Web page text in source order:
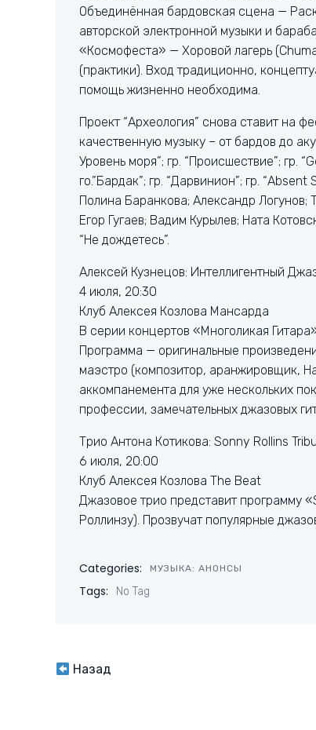
Объединённая бардовская сцена —
авторской электронной музыки и
«Космофеста» — Хоровой лагерь
(практики). Вход традиционно,
помощь жизненно необходима.
Проект “Археология” снова ставит на
качественную музыку – от бардов до
Уровень моря”; гр. “Происшествие”; гр.
го.”Бардак”; гр. “Дарвинион”; гр.
Полина Баранкова; Александр Логунов;
Егор Гугаев; Вадим Курылев; Ната
“Не дождетесь”.
Алексей Кузнецов: Интеллигентный
4 июля, 20:30
Клуб Алексея Козлова Мансарда
В серии концертов «Многоликая
Программа — оригинальные
маэстро (композитор, аранжировщик,
аккомпанемента для уже нескольких
профессии, замечательных джазовых
Трио Антона Котикова: Sonny Rollins
6 июля, 20:00
Клуб Алексея Козлова The Beat
Джазовое трио представит программу
Роллинзу). Прозвучат популярные
Categories: МУЗЫКА: АНОНСЫ
Tags: No Tag
Навигация
Назад